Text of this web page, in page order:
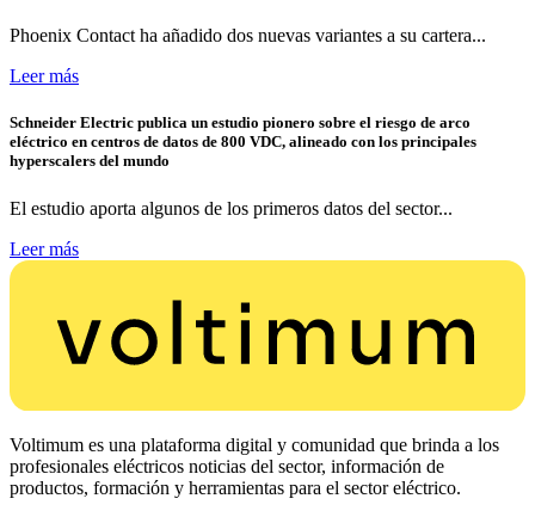
Phoenix Contact ha añadido dos nuevas variantes a su cartera...
Leer más
Schneider Electric publica un estudio pionero sobre el riesgo de arco
eléctrico en centros de datos de 800 VDC, alineado con los principales
hyperscalers del mundo
El estudio aporta algunos de los primeros datos del sector...
Leer más
Voltimum es una plataforma digital y comunidad que brinda a los
profesionales eléctricos noticias del sector, información de
productos, formación y herramientas para el sector eléctrico.